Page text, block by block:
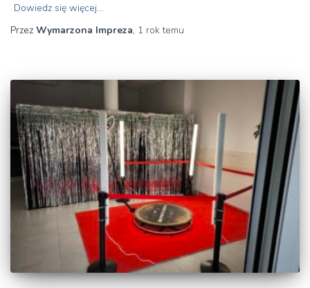
Dowiedz się więcej…
Przez Wymarzona Impreza, 1 roktemu